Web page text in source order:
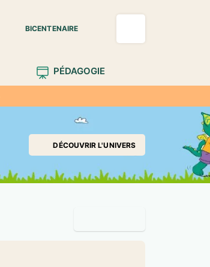
BICENTENAIRE
PÉDAGOGIE
DÉCOUVRIR L'UNIVERS